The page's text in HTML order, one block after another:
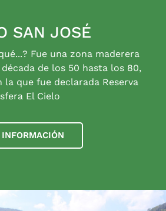
SAN JOSÉ
Fue una zona maderera
de los 50 hasta los 80,
la que fue declarada Reserva
El Cielo